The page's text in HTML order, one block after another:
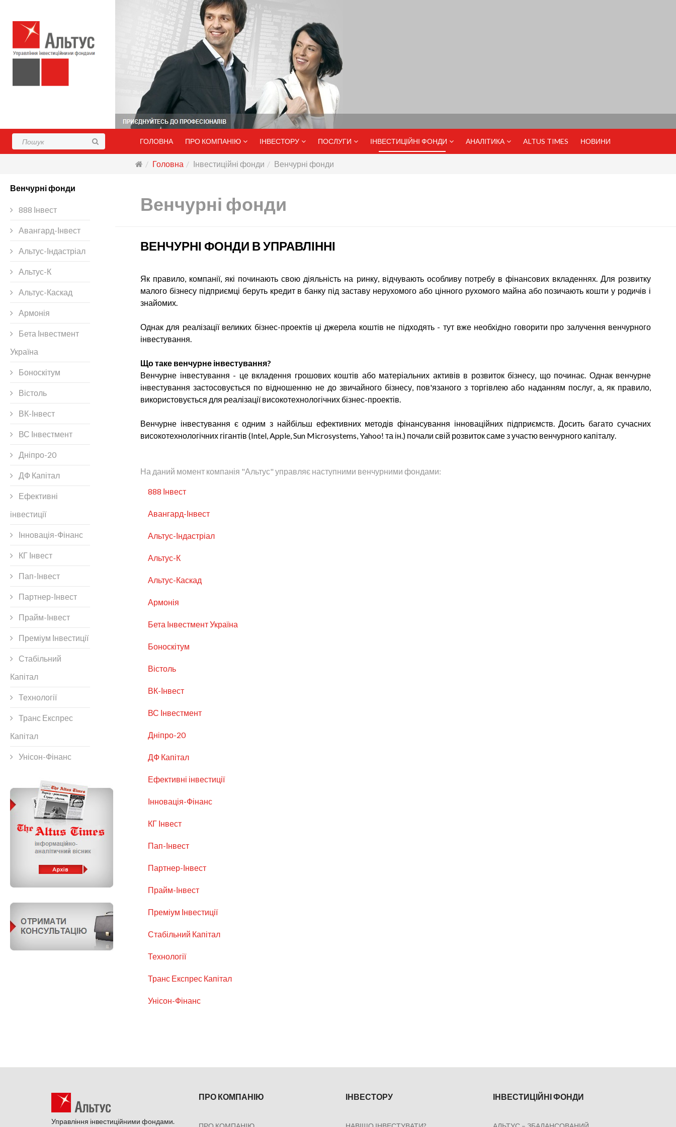
ГОЛОВНА ПРО КОМПАНІЮ ІНВЕСТОРУ ПОСЛУГИ ІНВЕСТИЦІЙНІ ФОНДИ АНАЛІТИКА ALTUS TIMES НОВИНИ
Головна Інвестиційні фонди Венчурні фонди
Венчурні фонди
888 Інвест
Авангард-Інвест
Альтус-Індастріал
Альтус-К
Альтус-Каскад
Армонія
Бета Інвестмент
Україна
Боноскітум
Вістоль
ВК-Інвест
ВС Інвестмент
Дніпро-20
ДФ Капітал
Ефективні
інвестиції
Інновація-Фінанс
КГ Інвест
Пап-Інвест
Партнер-Інвест
Прайм-Інвест
Преміум Інвестиції
Стабільний
Капітал
Технології
Транс Експрес
Капітал
Унісон-Фінанс
Венчурні фонди
ВЕНЧУРНІ ФОНДИ В УПРАВЛІННІ
Як правило, компанії, які починають свою діяльність на ринку, відчувають особливу потребу в фінансових вкладеннях. Для розвитку
малого бізнесу підприємці беруть кредит в банку під заставу нерухомого або цінного рухомого майна або позичають кошти у родичів і
знайомих.
Однак для реалізації великих бізнес-проектів ці джерела коштів не підходять - тут вже необхідно говорити про залучення венчурного
інвестування.
Що таке венчурне інвестування?
Венчурне інвестування - це вкладення грошових коштів або матеріальних активів в розвиток бізнесу, що починає. Однак венчурне
інвестування застосовується по відношенню не до звичайного бізнесу, пов'язаного з торгівлею або наданням послуг, а, як правило,
використовується для реалізації високотехнологічних бізнес-проектів.
Венчурне інвестування є одним з найбільш ефективних методів фінансування інноваційних підприємств. Досить багато сучасних
високотехнологічних гігантів (Intel, Apple, Sun Microsystems, Yahoo! та ін.) почали свій розвиток саме з участю венчурного капіталу.
На даний момент компанія "Альтус" управляє наступними венчурними фондами:
888 Інвест
Авангард-Інвест
Альтус-Індастріал
Альтус-К
Альтус-Каскад
Армонія
Бета Інвестмент Україна
Боноскітум
Вістоль
ВК-Інвест
ВС Інвестмент
Дніпро-20
ДФ Капітал
Ефективні інвестиції
Інновація-Фінанс
КГ Інвест
Пап-Інвест
Партнер-Інвест
Прайм-Інвест
Преміум Інвестиції
Стабільний Капітал
Технології
Транс Експрес Капітал
Унісон-Фінанс
Управління інвестиційними фондами.
ПРО КОМПАНІЮ ІНВЕСТОРУ ІНВЕСТИЦІЙНІ ФОНДИ